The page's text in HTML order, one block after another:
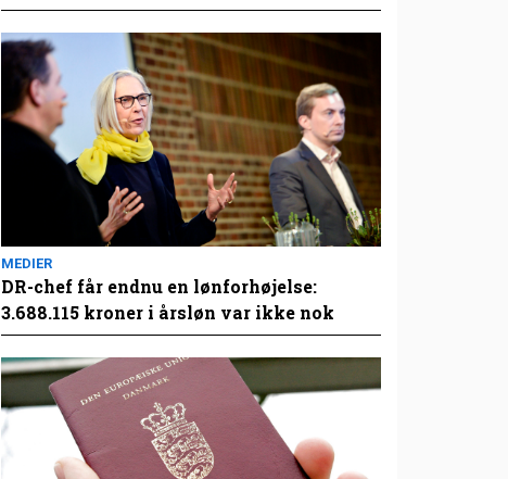
MEDIER
DR-chef får endnu en lønforhøjelse:
3.688.115 kroner i årsløn var ikke nok